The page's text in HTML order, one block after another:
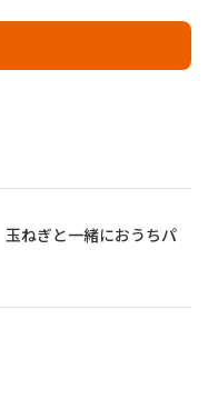
ねぎと一緒におうちパ